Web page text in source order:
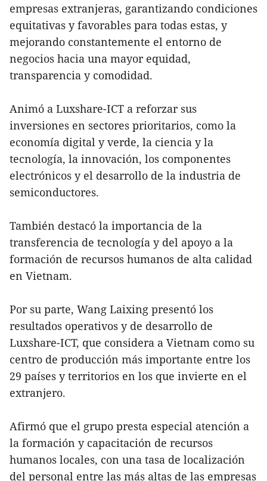
empresas extranjeras, garantizando condiciones
equitativas y favorables para todas estas, y
mejorando constantemente el entorno de
negocios hacia una mayor equidad,
transparencia y comodidad.
Animó a Luxshare-ICT a reforzar sus
inversiones en sectores prioritarios, como la
economía digital y verde, la ciencia y la
tecnología, la innovación, los componentes
electrónicos y el desarrollo de la industria de
semiconductores.
También destacó la importancia de la
transferencia de tecnología y del apoyo a la
formación de recursos humanos de alta calidad
en Vietnam.
Por su parte, Wang Laixing presentó los
resultados operativos y de desarrollo de
Luxshare-ICT, que considera a Vietnam como su
centro de producción más importante entre los
29 países y territorios en los que invierte en el
extranjero.
Afirmó que el grupo presta especial atención a
la formación y capacitación de recursos
humanos locales, con una tasa de localización
del personal entre las más altas de las empresas